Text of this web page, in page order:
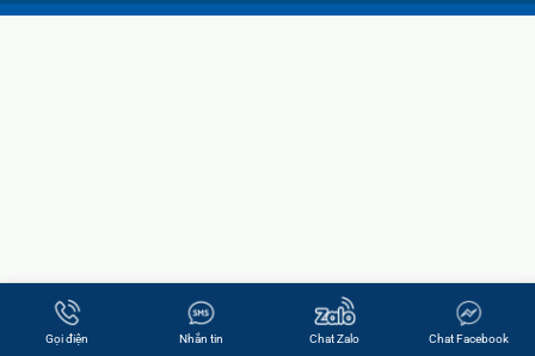
Gọi điện Nhắn tin Chat Zalo Chat Facebook